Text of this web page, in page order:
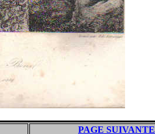
PAGE SUIVANTE